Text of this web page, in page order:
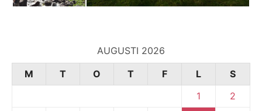
AUGUSTI 2026
M
T O T F L
S
1
2